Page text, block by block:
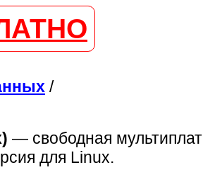
/
— свободная
для Linux.